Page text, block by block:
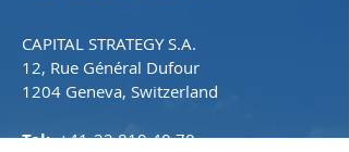
CAPITAL STRATEGY S.A.
12, Rue Général Dufour
1204 Geneva, Switzerland
Tel:+41-22 819 40 70